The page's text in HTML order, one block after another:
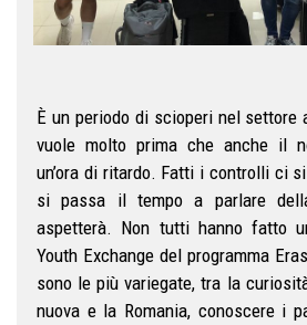
È un periodo di scioperi nel settore
vuole molto prima che anche il
un’ora di ritardo. Fatti i controlli ci
si passa il tempo a parlare
aspetterà. Non tutti hanno fatto
Youth Exchange del programma
sono le più variegate, tra la
nuova e la Romania, conoscere i